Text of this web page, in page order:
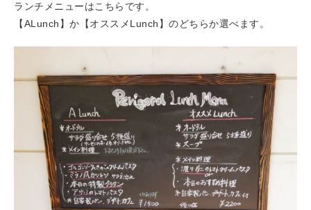
ランチメニューはこちらです。
【ALunch】か【オススメLunch】のどちらか選べます。